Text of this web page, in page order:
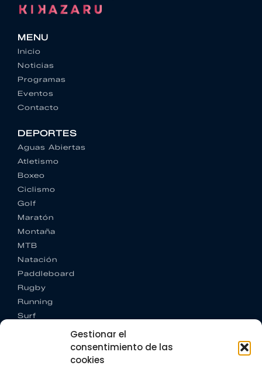
Gestionar el
consentimiento de las
cookies
MENU
Inicio
Noticias
Programas
Eventos
Contacto
DEPORTES
Aguas Abiertas
Atletismo
Boxeo
Ciclismo
Golf
Maratón
Montaña
MTB
Natación
Paddleboard
Rugby
Running
Surf